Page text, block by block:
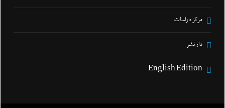
مركز دراسات
دار نشر
English Edition